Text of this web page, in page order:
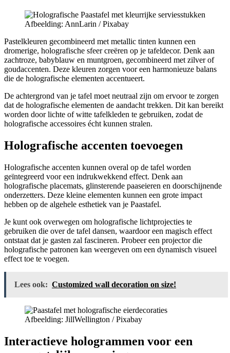
Afbeelding: AnnLarin / Pixabay
Pastelkleuren gecombineerd met metallic tinten kunnen een
dromerige, holografische sfeer creëren op je tafeldecor. Denk aan
zachtroze, babyblauw en muntgroen, gecombineerd met zilver of
goudaccenten. Deze kleuren zorgen voor een harmonieuze balans
die de holografische elementen accentueert.
De achtergrond van je tafel moet neutraal zijn om ervoor te zorgen
dat de holografische elementen de aandacht trekken. Dit kan bereikt
worden door lichte of witte tafelkleden te gebruiken, zodat de
holografische accessoires écht kunnen stralen.
Holografische accenten toevoegen
Holografische accenten kunnen overal op de tafel worden
geïntegreerd voor een indrukwekkend effect. Denk aan
holografische placemats, glinsterende paaseieren en doorschijnende
onderzetters. Deze kleine elementen kunnen een grote impact
hebben op de algehele esthetiek van je Paastafel.
Je kunt ook overwegen om holografische lichtprojecties te
gebruiken die over de tafel dansen, waardoor een magisch effect
ontstaat dat je gasten zal fascineren. Probeer een projector die
holografische patronen kan weergeven om een dynamisch visueel
effect toe te voegen.
Lees ook: Customized wall decoration on size!
Afbeelding: JillWellington / Pixabay
Interactieve hologrammen voor een